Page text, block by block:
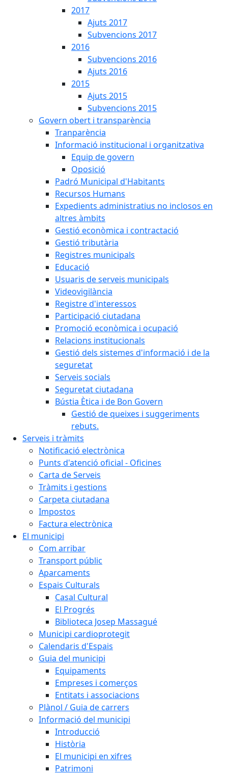
2017
Ajuts 2017
Subvencions 2017
2016
Subvencions 2016
Ajuts 2016
2015
Ajuts 2015
Subvencions 2015
Govern obert i transparència
Tranparència
Informació institucional i organitzativa
Equip de govern
Oposició
Padró Municipal d'Habitants
Recursos Humans
Expedients administratius no inclosos en
altres àmbits
Gestió econòmica i contractació
Gestió tributària
Registres municipals
Educació
Usuaris de serveis municipals
Videovigilància
Registre d'interessos
Participació ciutadana
Promoció econòmica i ocupació
Relacions institucionals
Gestió dels sistemes d'informació i de la
seguretat
Serveis socials
Seguretat ciutadana
Bústia Ètica i de Bon Govern
Gestió de queixes i suggeriments
rebuts.
Serveis i tràmits
Notificació electrònica
Punts d'atenció oficial - Oficines
Carta de Serveis
Tràmits i gestions
Carpeta ciutadana
Impostos
Factura electrònica
El municipi
Com arribar
Transport públic
Aparcaments
Espais Culturals
Casal Cultural
El Progrés
Biblioteca Josep Massagué
Municipi cardioprotegit
Calendaris d'Espais
Guia del municipi
Equipaments
Empreses i comerços
Entitats i associacions
Plànol / Guia de carrers
Informació del municipi
Introducció
Història
El municipi en xifres
Patrimoni